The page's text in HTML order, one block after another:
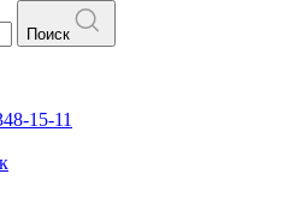
Поиск
15-11